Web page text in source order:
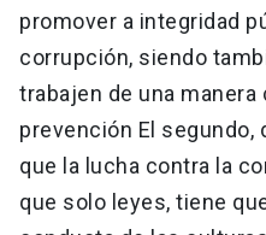
promover a integridad
corrupción, siendo
trabajen de una
prevención El segundo,
que la lucha contra la
que solo leyes, tiene